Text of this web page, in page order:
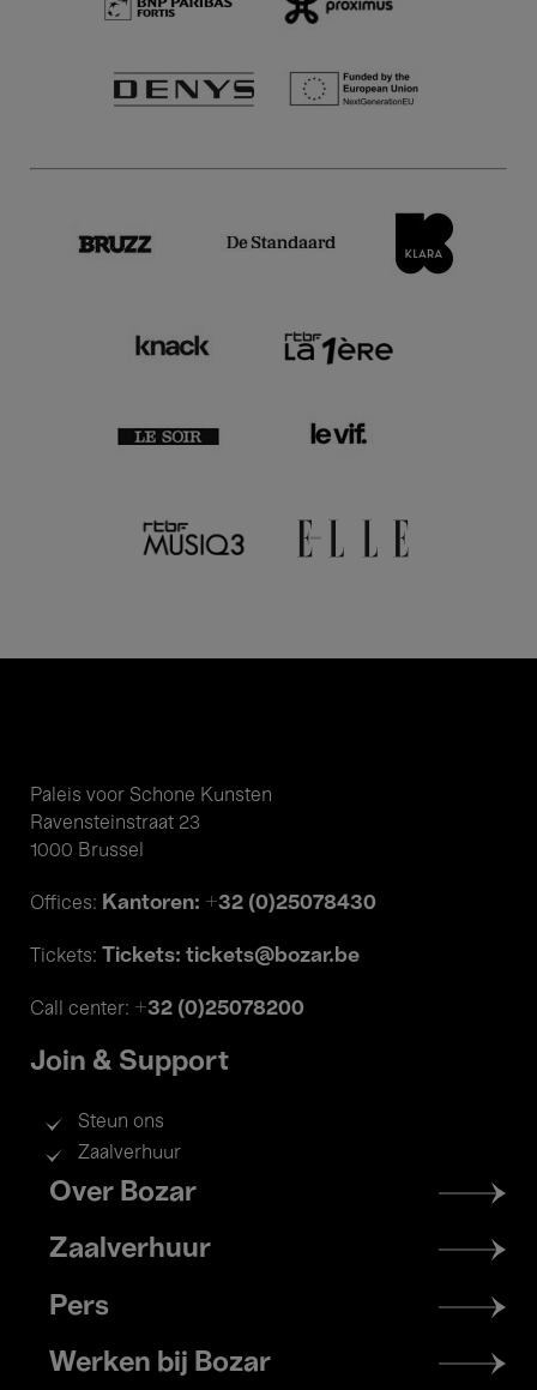
Paleis voor Schone Kunsten
Ravensteinstraat 23
1000 Brussel
Offices: Kantoren: +32 (0)25078430
Tickets: Tickets: tickets@bozar.be
Call center: +32 (0)25078200
Join & Support
Steun ons
Zaalverhuur
Footer
menu
Over Bozar
Zaalverhuur
Pers
Werken bij Bozar